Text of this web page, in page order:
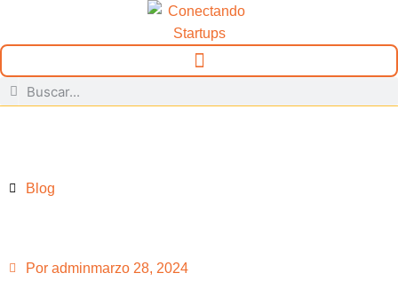
Blog
Por adminmarzo 28, 2024